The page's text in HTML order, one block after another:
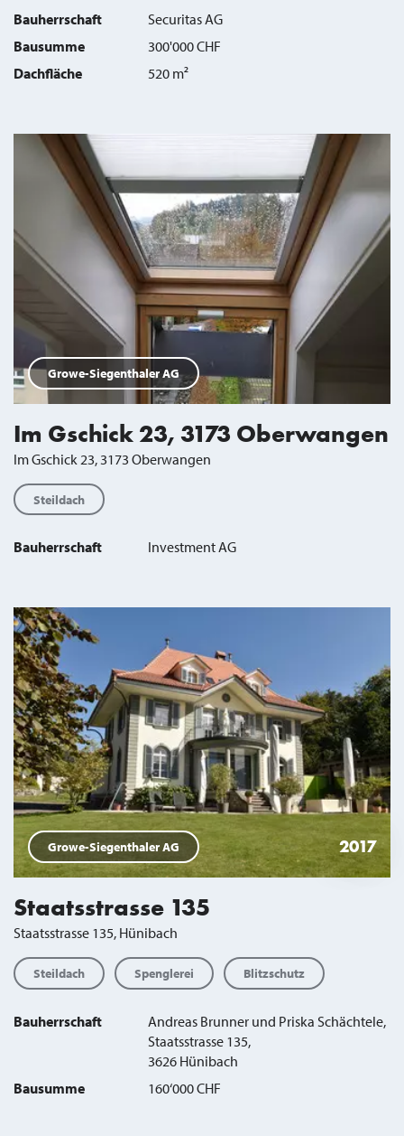
Bauherrschaft
Securitas AG
Bausumme
300'000 CHF
Dachfläche
520 m²
Growe-Siegenthaler AG
Im Gschick 23, 3173 Oberwangen
Im Gschick 23, 3173 Oberwangen
Steildach
Bauherrschaft Investment AG
Growe-Siegenthaler AG 2017
Staatsstrasse 135
Staatsstrasse 135, Hünibach
Steildach Spenglerei Blitzschutz
Bauherrschaft
Andreas Brunner und Priska Schächtele,
Staatsstrasse 135,
3626 Hünibach
Bausumme
160‘000 CHF